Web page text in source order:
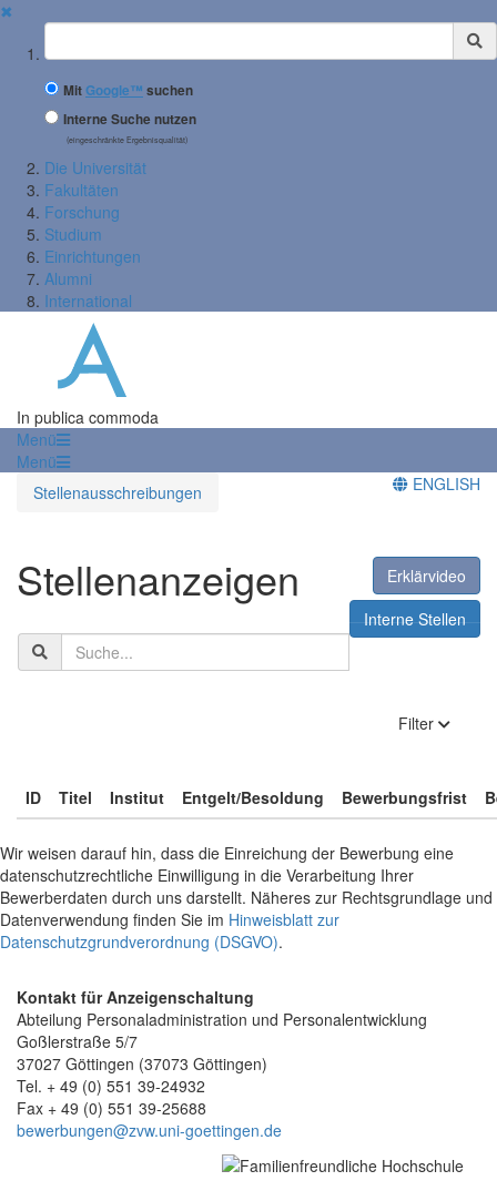
✖
Suchbegriff
MitGoogle™ suchen
Interne Suche nutzen
(eingeschränkte Ergebnisqualität)
Die Universität
Fakultäten
Forschung
Studium
Einrichtungen
Alumni
International
In publica commoda
Menü
Menü
Stellenausschreibungen
ENGLISH
Stellenanzeigen
Erklärvideo
Interne Stellen
Suchbegriff
Filter
ID Titel Institut Entgelt/Besoldung Bewerbungsfrist
Wir weisen darauf hin, dass die Einreichung der Bewerbung eine
datenschutzrechtliche Einwilligung in die Verarbeitung Ihrer
Bewerberdaten durch uns darstellt. Näheres zur Rechtsgrundlage und
Datenverwendung finden Sie im Hinweisblatt zur
Datenschutzgrundverordnung (DSGVO).
Kontakt für Anzeigenschaltung
Abteilung Personaladministration und Personalentwicklung
Goßlerstraße 5/7
37027 Göttingen (37073 Göttingen)
Tel. + 49 (0) 551 39-24932
Fax + 49 (0) 551 39-25688
bewerbungen@zvw.uni-goettingen.de